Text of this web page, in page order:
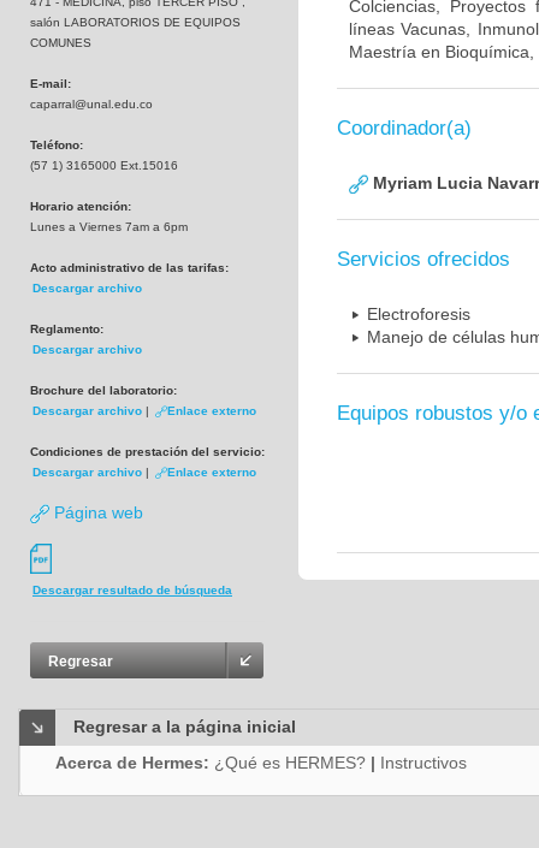
salón LABORATORIOS DE EQUIPOS
COMUNES
E-mail:
caparral@unal.edu.co
Teléfono:
(57 1) 3165000 Ext.15016
Horario atención:
Lunes a Viernes 7am a 6pm
Acto administrativo de las tarifas:
Descargar archivo
Reglamento:
Descargar archivo
Brochure del laboratorio:
Descargar archivo | Enlace externo
Condiciones de prestación del servicio:
Descargar archivo | Enlace externo
Página web
Descargar resultado de búsqueda
Regresar
Colciencias,
líneas Vacunas,
Maestría en
Coordinador(a)
Myriam Lucia
Servicios ofrecidos
Electroforesis
Manejo de células
Equipos robustos y/o
Regresar a la página inicial
Acerca de Hermes: ¿Qué es HERMES? | Instructivos